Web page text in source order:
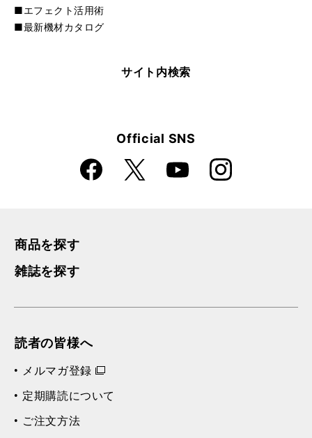
■エフェクト活用術
■最新機材カタログ
サイト内検索
Official SNS
Faceboo
k
X YouTube Instagra
m
商品を探す
雑誌を探す
読者の皆様へ
メルマガ登録
定期購読について
ご注文方法